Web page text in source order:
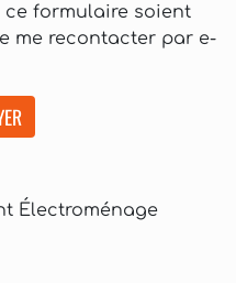
formulaire soient
me recontacter par e-
Électroménage